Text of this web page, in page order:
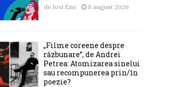
de Jovi Ene 8 august 2026
„Filme coreene despre
răzbunare”, de Andrei
Petrea: Atomizarea sinelui
sau recompunerea prin/în
poezie?